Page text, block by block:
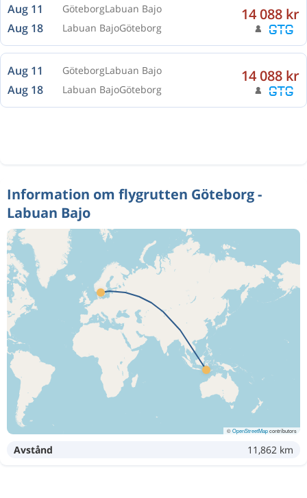
Aug 11 GöteborgLabuan Bajo
Aug 18 Labuan BajoGöteborg
14 088 kr
Aug 11 GöteborgLabuan Bajo
Aug 18 Labuan BajoGöteborg
14 088 kr
Information om flygrutten Göteborg -
Labuan Bajo
©OpenStreetMapcontributors
Avstånd 11,862 km